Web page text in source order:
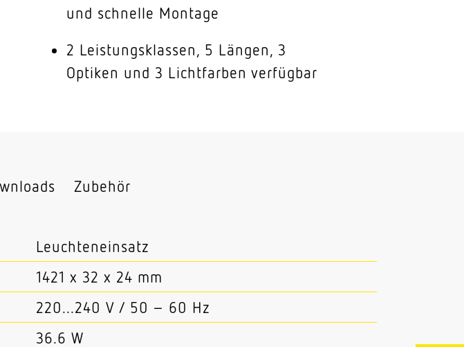
und schnelle Montage
2 Leistungsklassen, 5 Längen, 3
Optiken und 3 Lichtfarben verfügbar
Zubehör
Leuchteneinsatz
1421 x 32 x 24 mm
220...240 V / 50 – 60 Hz
36.6 W